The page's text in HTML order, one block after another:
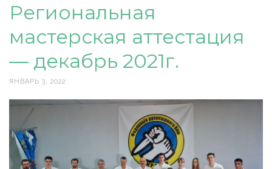
Региональная
мастерская аттестация
— декабрь 2021г.
ЯНВАРЬ 3, 2022